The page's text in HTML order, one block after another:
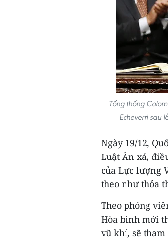
Tổng thống
Echeverri sau
Ngày 19/12,
Luật Ân xá,
của Lực lượng
theo như thỏa
Theo phóng
Hòa bình mới
vũ khí, sẽ tham